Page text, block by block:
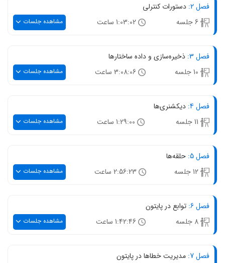
فصل 2:
دستورات کنترلی
1:03:02 ساعت مشاهده جلسات
فصل 3:
ذخیره‌سازی و داده ساختارها
مشاهده جلسات
فصل 4:
دیکشنری‌ها
مشاهده جلسات
فصل 5:
حلقه‌ها
مشاهده جلسات
فصل 6:
توابع در پایتون
مشاهده جلسات
فصل 7: مدیریت خطاها در پایتون